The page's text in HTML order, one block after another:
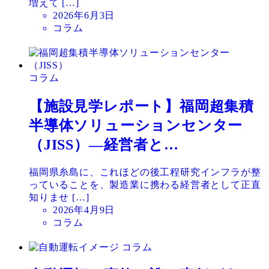
増えて […]
投
稿
2026年6月3日
コラム
コラム
【施設見学レポート】福岡超集積
半導体ソリューションセンター
（JISS）—経営者と…
福岡県糸島に、これほどの後工程研究インフラが整
っていることを、製造業に携わる経営者として正直
知りませ […]
投
稿
2026年4月9日
コラム
コラム